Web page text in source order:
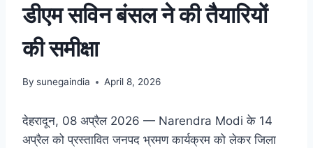
डीएम सविन बंसल ने की तैयारियों
की समीक्षा
By sunegaindia April 8, 2026
देहरादून, 08 अप्रैल 2026 — Narendra Modi के 14
अप्रैल को प्रस्तावित जनपद भ्रमण कार्यक्रम को लेकर जिला